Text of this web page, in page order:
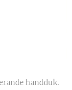
handduk.